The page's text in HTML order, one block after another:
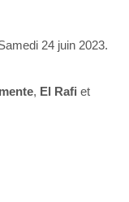
24 juin 2023.
, El Rafi et